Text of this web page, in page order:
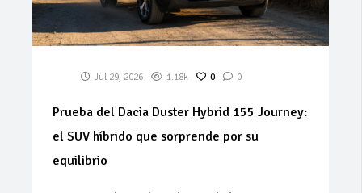
Jul 29, 2026 1.18k 0 0
Prueba del Dacia Duster Hybrid 155 Journey:
el SUV híbrido que sorprende por su
equilibrio